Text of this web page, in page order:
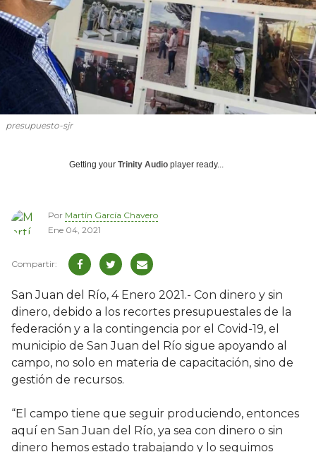
presupuesto-sjr
Getting your Trinity Audio player ready...
Por Martín García Chavero
Ene 04, 2021
San Juan del Río, 4 Enero 2021.- Con dinero y sin
dinero, debido a los recortes presupuestales de la
federación y a la contingencia por el Covid-19, el
municipio de San Juan del Río sigue apoyando al
campo, no solo en materia de capacitación, sino de
gestión de recursos.
“El campo tiene que seguir produciendo, entonces
aquí en San Juan del Río, ya sea con dinero o sin
dinero hemos estado trabajando y lo seguimos